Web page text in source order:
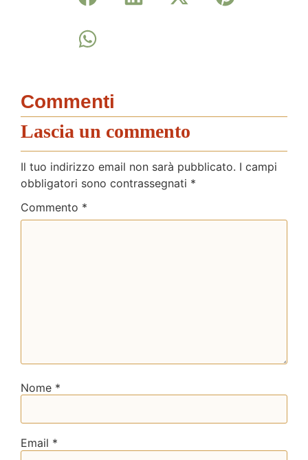
Commenti
Lascia un commento
Il tuo indirizzo email non sarà pubblicato. I campi
obbligatori sono contrassegnati *
Commento *
Nome *
Email *